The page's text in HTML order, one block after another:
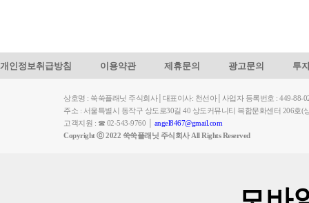
개인정보취급방침 이용약관 제휴문의 광고문의 투
상호명 : 쑥쑥플래닛 주식회사│대표이사: 천선아│사업자 등록번호 : 449-88-
주소 : 서울특별시 동작구 상도로30길 40 상도커뮤니티 복합문화센터 206호(
고객지원 : ☎ 02-543-9760 │ angel8467@gmail.com
Copyright ⓒ 2022 쑥쑥플래닛 주식회사 All Rights Reserved